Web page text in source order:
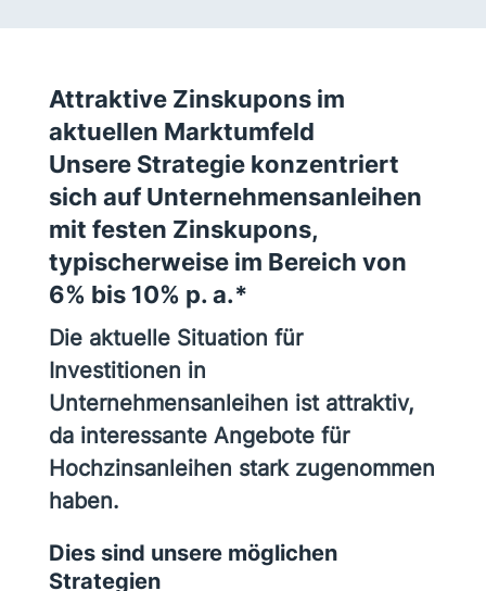
Attraktive Zinskupons im
aktuellen Marktumfeld
Unsere Strategie konzentriert
sich auf Unternehmensanleihen
mit festen Zinskupons,
typischerweise im Bereich von
6% bis 10% p. a.*
Die aktuelle Situation für
Investitionen in
Unternehmensanleihen ist attraktiv,
da interessante Angebote für
Hochzinsanleihen stark zugenommen
haben.
Dies sind unsere möglichen
Strategien